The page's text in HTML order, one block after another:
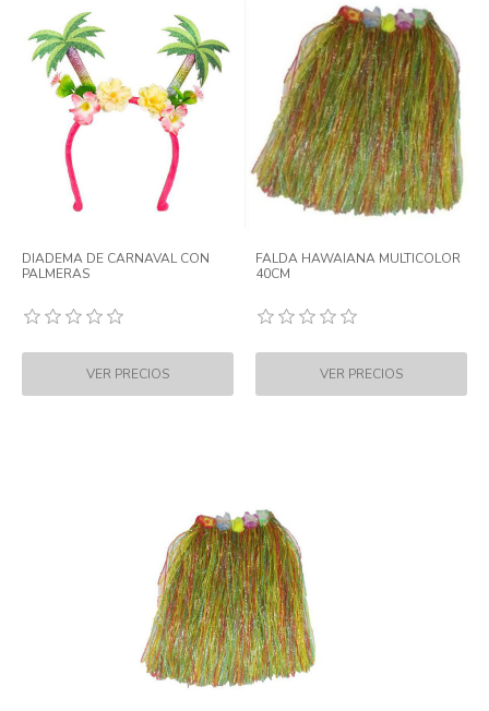
DIADEMA DE CARNAVAL CON
PALMERAS
FALDA HAWAIANA MULTICOLOR
40CM